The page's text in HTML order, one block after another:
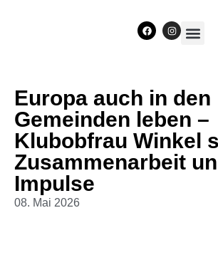
Europa auch in den
Gemeinden leben –
Klubobfrau Winkel
Zusammenarbeit
Impulse
08. Mai 2026